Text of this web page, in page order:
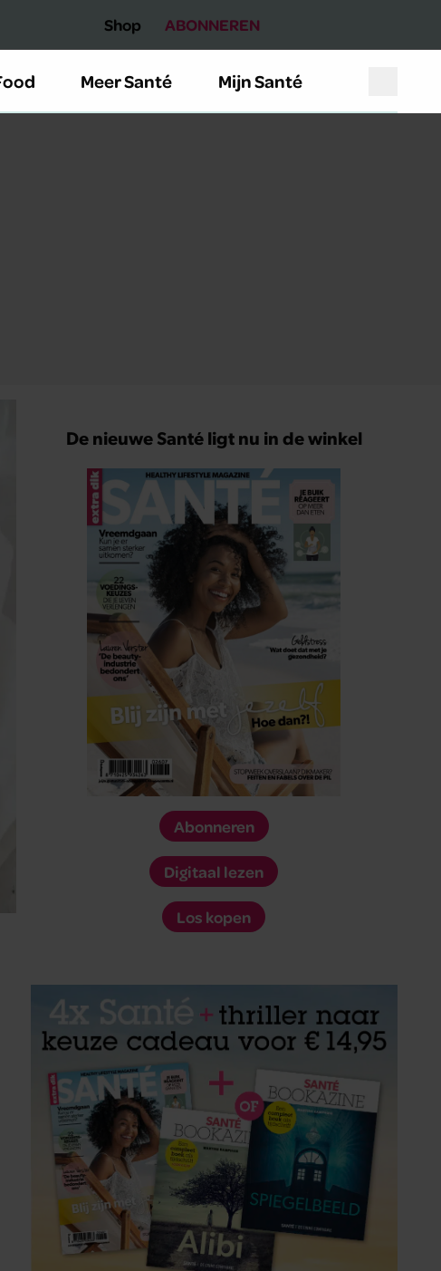
Shop ABONNEREN
Meer Santé Mijn Santé
De nieuwe Santé ligt nu in de winkel
Abonneren
Digitaal lezen
Los kopen